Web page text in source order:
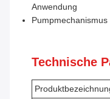
Anwendung
Technische